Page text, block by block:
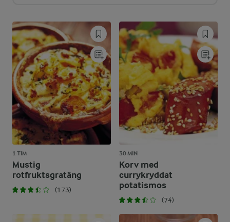
1 TIM
Mustig
rotfruktsgratäng
(173)
30 MIN
Korv med
currykryddat
potatismos
(74)